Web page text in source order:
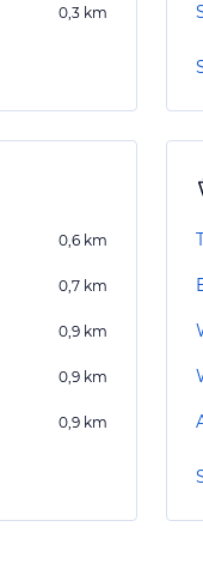
0,3 km
0,6 km
0,7 km
0,9 km
0,9 km
0,9 km